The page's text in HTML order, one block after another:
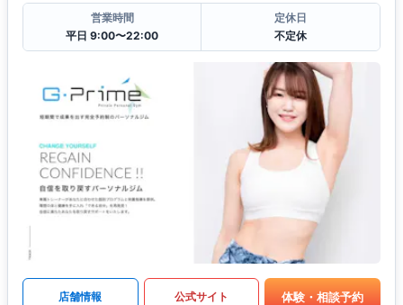
営業時間
平日 9:00〜22:00
定休日
不定休
店舗情報 公式サイト 体験・相談予約